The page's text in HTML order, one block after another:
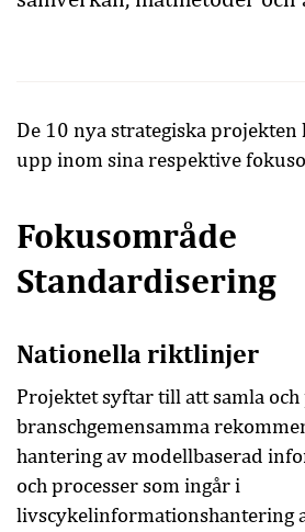
De 10 nya strategiska
upp inom sina respektive
Fokusområde
Standardisering
Nationella riktlinjer
Projektet syftar till att samla
branschgemensamma
hantering av modellbaserad
och processer som ingår i
livscykelinformationshantering